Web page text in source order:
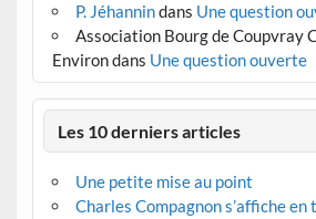
P. Jéhannindans Une question
Association Bourg de Coupvray
Environdans Une question ouverte
Les 10 derniers articles
Une petite mise au point
Charles Compagnon s’affiche en